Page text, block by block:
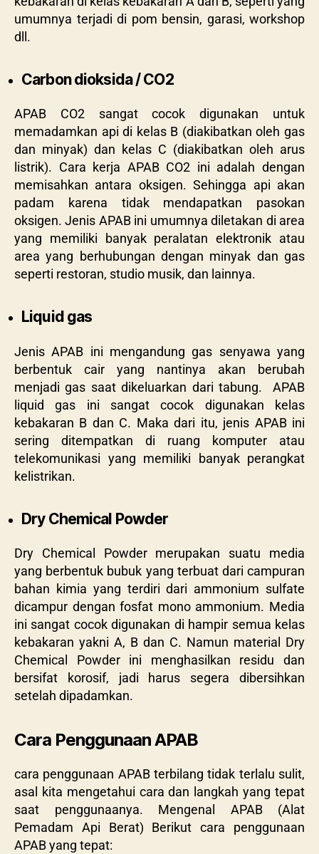
umumnya terjadi di pom bensin, garasi, workshop
dll.
Carbon dioksida / CO2
APAB CO2 sangat cocok digunakan untuk
memadamkan api di kelas B (diakibatkan oleh gas
dan minyak) dan kelas C (diakibatkan oleh arus
listrik). Cara kerja APAB CO2 ini adalah dengan
memisahkan antara oksigen. Sehingga api akan
padam karena tidak mendapatkan pasokan
oksigen. Jenis APAB ini umumnya diletakan di area
yang memiliki banyak peralatan elektronik atau
area yang berhubungan dengan minyak dan gas
seperti restoran, studio musik, dan lainnya.
Liquid gas
Jenis APAB ini mengandung gas senyawa yang
berbentuk cair yang nantinya akan berubah
menjadi gas saat dikeluarkan dari tabung. APAB
liquid gas ini sangat cocok digunakan kelas
kebakaran B dan C. Maka dari itu, jenis APAB ini
sering ditempatkan di ruang komputer atau
telekomunikasi yang memiliki banyak perangkat
kelistrikan.
Dry Chemical Powder
Dry Chemical Powder merupakan suatu media
yang berbentuk bubuk yang terbuat dari campuran
bahan kimia yang terdiri dari ammonium sulfate
dicampur dengan fosfat mono ammonium. Media
ini sangat cocok digunakan di hampir semua kelas
kebakaran yakni A, B dan C. Namun material Dry
Chemical Powder ini menghasilkan residu dan
bersifat korosif, jadi harus segera dibersihkan
setelah dipadamkan.
Cara Penggunaan APAB
cara penggunaan APAB terbilang tidak terlalu sulit,
asal kita mengetahui cara dan langkah yang tepat
saat penggunaanya. Mengenal APAB (Alat
Pemadam Api Berat) Berikut cara penggunaan
APAB yang tepat: